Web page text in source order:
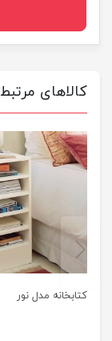
کالاهای مرتبط
کتابخانه مدل نور
previus